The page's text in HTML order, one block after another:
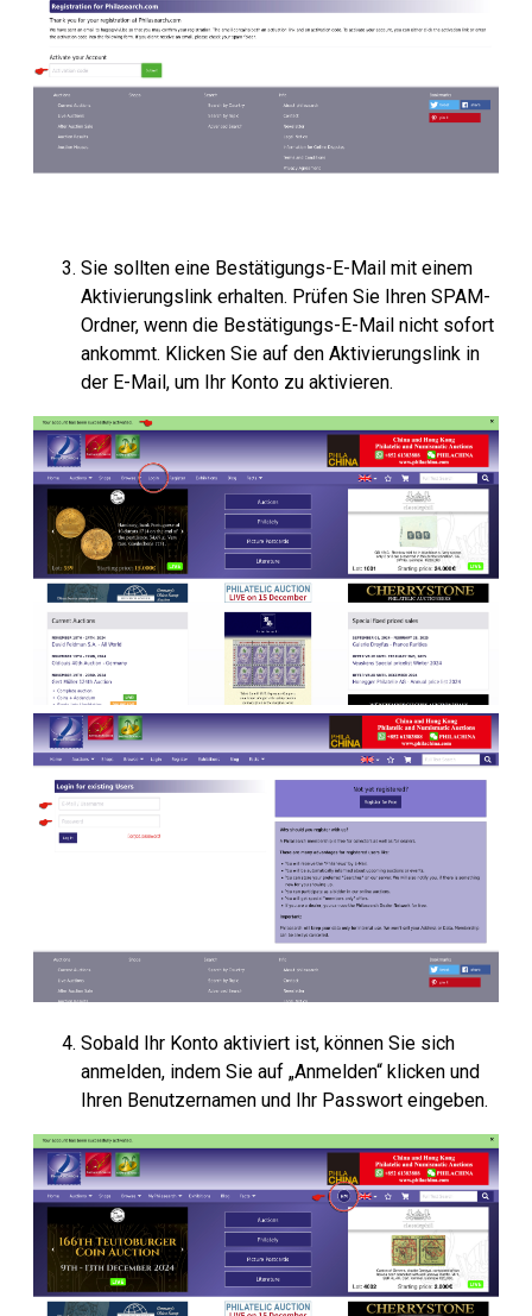
Sie sollten eine Bestätigungs-E-Mail mit einem
Aktivierungslink erhalten. Prüfen Sie Ihren SPAM-
Ordner, wenn die Bestätigungs-E-Mail nicht sofort
ankommt. Klicken Sie auf den Aktivierungslink in
der E-Mail, um Ihr Konto zu aktivieren.
Sobald Ihr Konto aktiviert ist, können Sie sich
anmelden, indem Sie auf „Anmelden“ klicken und
Ihren Benutzernamen und Ihr Passwort eingeben.